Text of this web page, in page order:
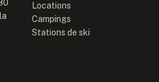
Locations
Campings
Stations de ski